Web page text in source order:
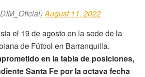
August 11, 2022
el 19 de agosto en la sede de la
de Fútbol en Barranquilla.
en la tabla de posiciones,
Santa Fe por la octava fecha